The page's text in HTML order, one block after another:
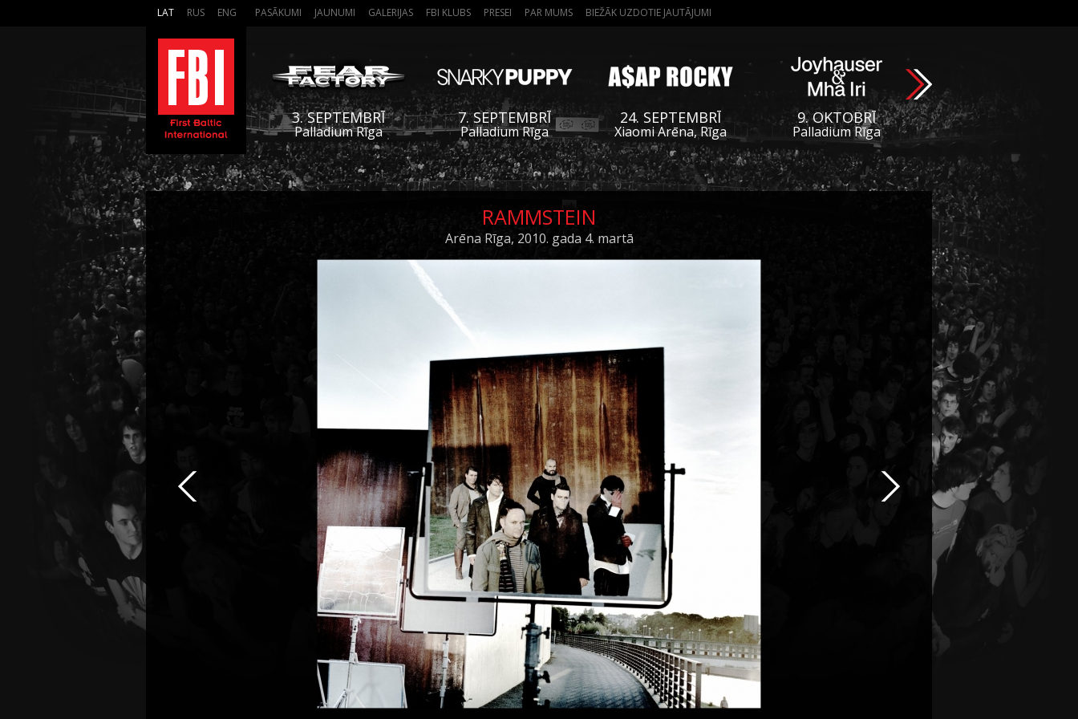
LAT RUS ENG PASĀKUMI JAUNUMI GALERIJAS FBI KLUBS PRESEI PAR MUMS BIEŽĀK UZDOTIE JAUTĀJUMI
3. SEPTEMBRĪ
Palladium Rīga
7. SEPTEMBRĪ
Palladium Rīga
24. SEPTEMBRĪ
Xiaomi Arēna, Rīga
9. OKTOBRĪ
Palladium Rīga
RAMMSTEIN
Arēna Rīga, 2010. gada 4. martā